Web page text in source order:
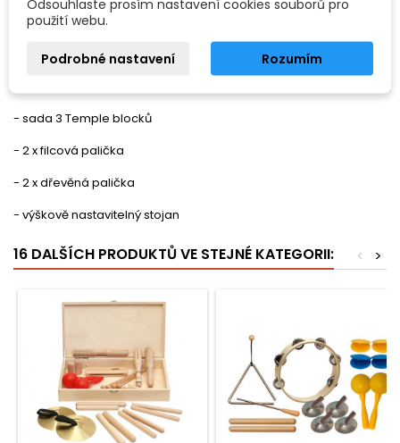
- činel 25cm
- tamburína s blánou 18cm
- sada 3 Temple blocků
- 2 x filcová palička
- 2 x dřevěná palička
- výškově nastavitelný stojan
16 DALŠÍCH PRODUKTŮ VE STEJNÉ KATEGORII: >
<
Odsouhlaste prosím nastavení cookies souborů pro
použití webu.
Podrobné nastavení Rozumím